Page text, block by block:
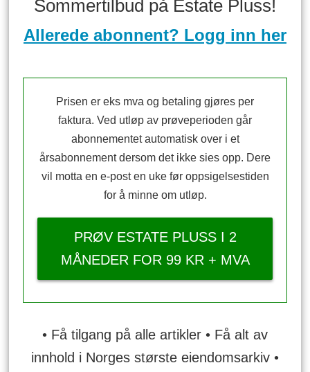
Sommertilbud på Estate Pluss!
Allerede abonnent? Logg inn her
Prisen er eks mva og betaling gjøres per
faktura. Ved utløp av prøveperioden går
abonnementet automatisk over i et
årsabonnement dersom det ikke sies opp. Dere
vil motta en e-post en uke før oppsigelsestiden
for å minne om utløp.
PRØV ESTATE PLUSS I 2
MÅNEDER FOR 99 KR + MVA
• Få tilgang på alle artikler • Få alt av
innhold i Norges største eiendomsarkiv •